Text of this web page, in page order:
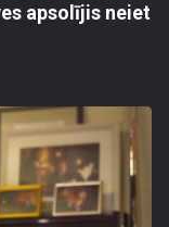
apsolījis neiet